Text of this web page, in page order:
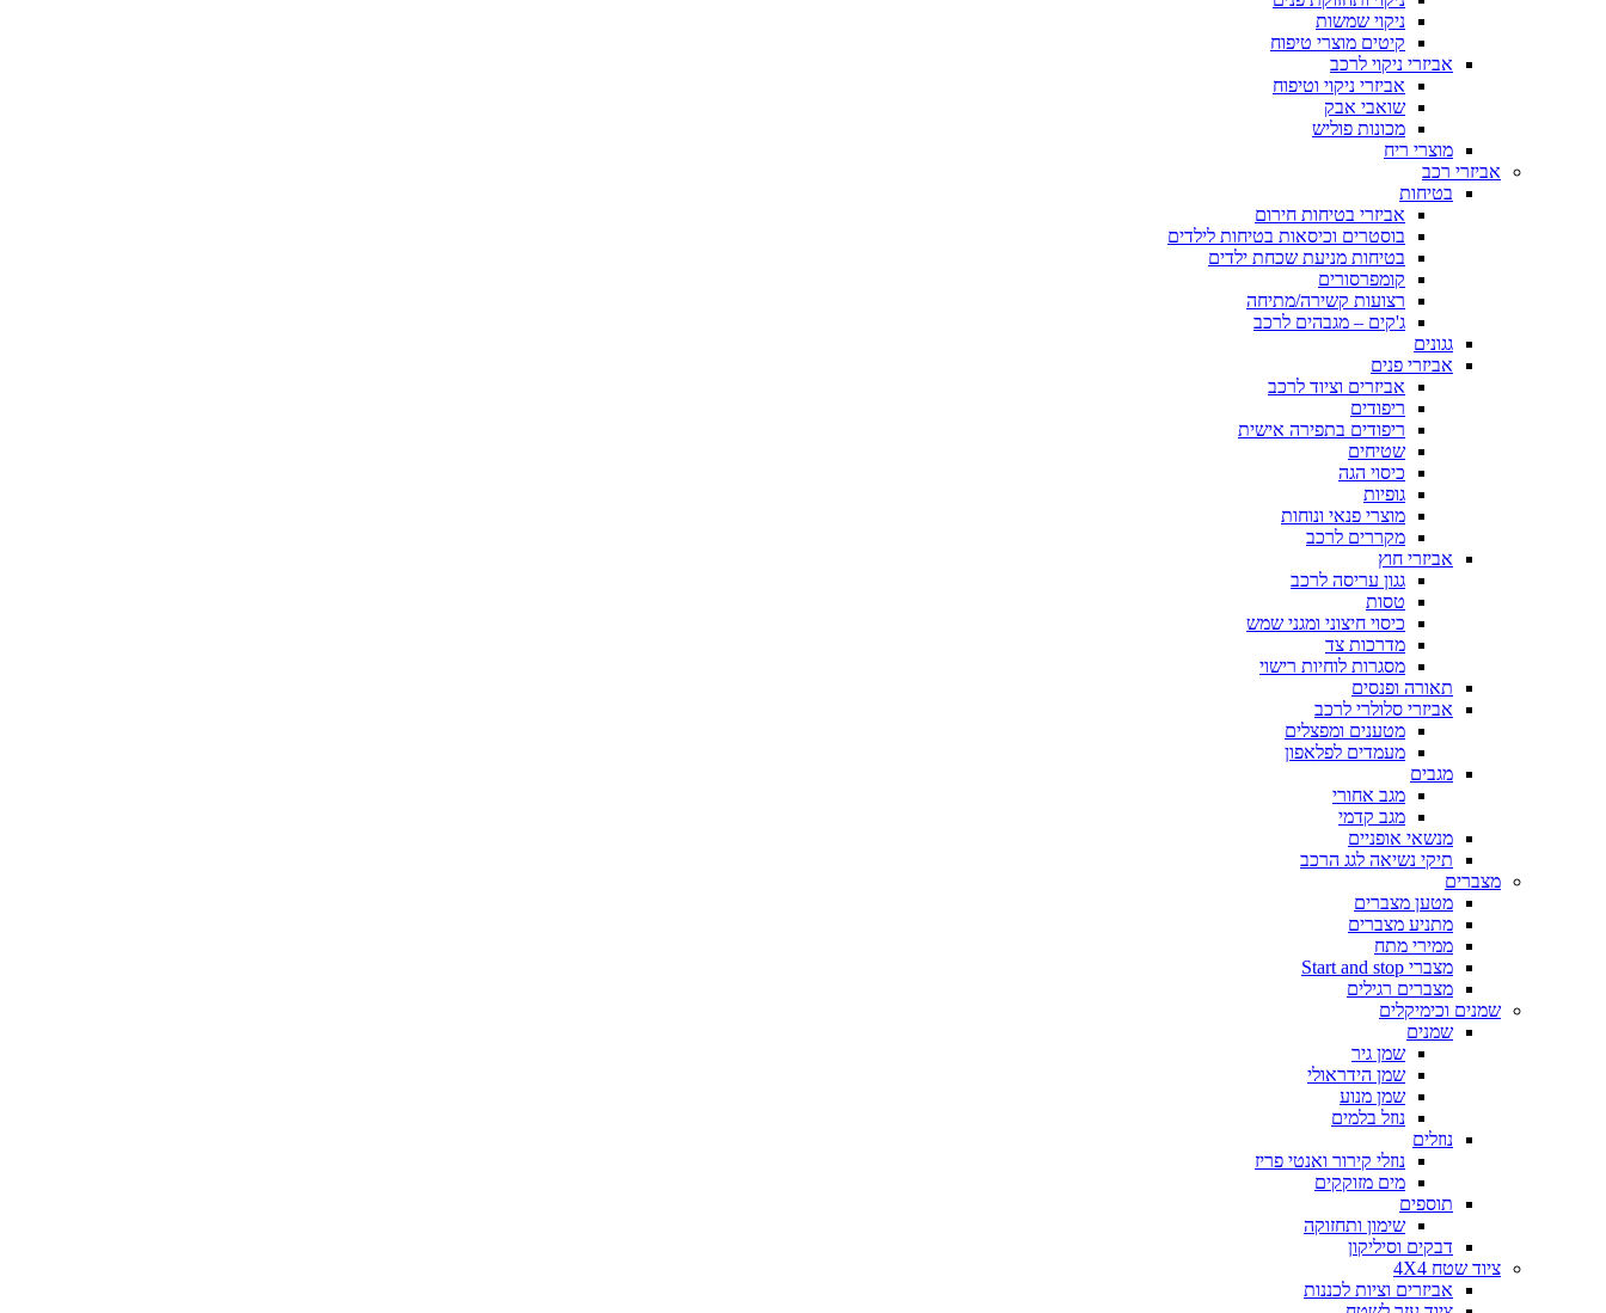
ניקוי שמשות
קיטים מוצרי טיפוח
אביזרי ניקוי לרכב
אביזרי ניקוי וטיפוח
שואבי אבק
מכונות פוליש
מוצרי ריח
אביזרי רכב
בטיחות
אביזרי בטיחות חירום
בוסטרים וכיסאות בטיחות לילדים
בטיחות מניעת שכחת ילדים
קומפרסורים
רצועות קשירה/מתיחה
ג'קים – מגבהים לרכב
גגונים
אביזרי פנים
אביזרים וציוד לרכב
ריפודים
ריפודים בתפירה אישית
שטיחים
כיסוי הגה
גופיות
מוצרי פנאי ונוחות
מקררים לרכב
אביזרי חוץ
גגון עריסה לרכב
טסות
כיסוי חיצוני ומגני שמש
מדרכות צד
מסגרות לוחיות רישוי
תאורה ופנסים
אביזרי סלולרי לרכב
מטענים ומפצלים
מעמדים לפלאפון
מגבים
מגב אחורי
מגב קדמי
מנשאי אופניים
תיקי נשיאה לגג הרכב
מצברים
מטען מצברים
מתניע מצברים
ממירי מתח
מצברי Start and stop
מצברים רגילים
שמנים וכימיקלים
שמנים
שמן גיר
שמן הידראולי
שמן מנוע
נוזל בלמים
נוזלים
נוזלי קירור ואנטי פריז
מים מזוקקים
תוספים
שימון ותחזוקה
דבקים וסיליקון
ציוד שטח 4X4
אביזרים וציות לכננות